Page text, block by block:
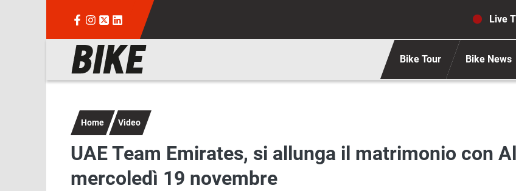
Live
Navigazione principale Bike Tour Bike News
Home Video
UAE Team Emirates, si allunga il matrimonio con
mercoledì 19 novembre